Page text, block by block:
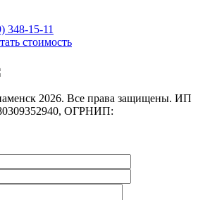
348-15-11
стоимость
2026. Все права защищены. ИП
ОГРНИП: